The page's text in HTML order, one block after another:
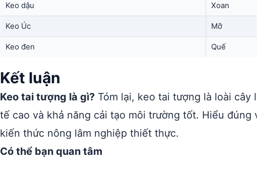
Keo dậu Xoan
Keo Úc Mỡ
Keo đen Quế
Kết luận
Keo tai tượng là gì? Tóm lại, keo tai tượng là loài
tế cao và khả năng cải tạo môi trường tốt. Hiểu đúng
kiến thức nông lâm nghiệp thiết thực.
Có thể bạn quan tâm